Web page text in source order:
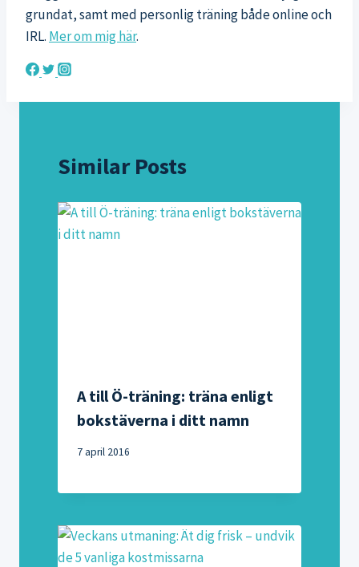
grundat, samt med personlig träning både online och
IRL. Mer om mig här.
Similar Posts
A till Ö-träning: träna enligt
bokstäverna i ditt namn
7 april 2016